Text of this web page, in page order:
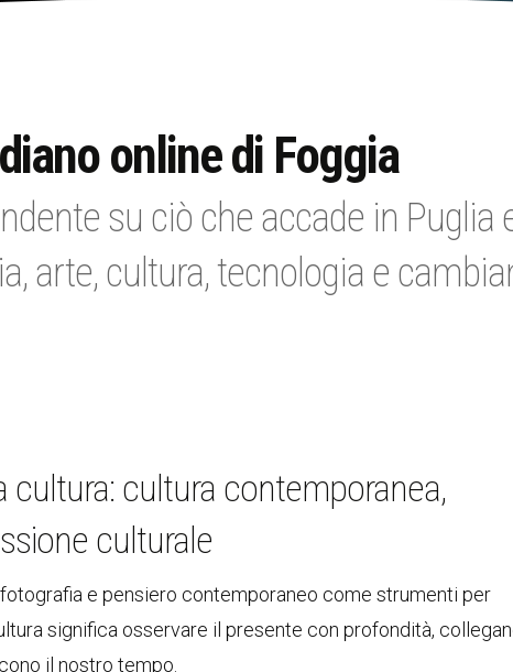
online di Foggia
su ciò che accade in Puglia
arte, cultura, tecnologia e
cultura: cultura contemporanea,
culturale
e pensiero contemporaneo come strumenti per
significa osservare il presente con profondità,
il nostro tempo.